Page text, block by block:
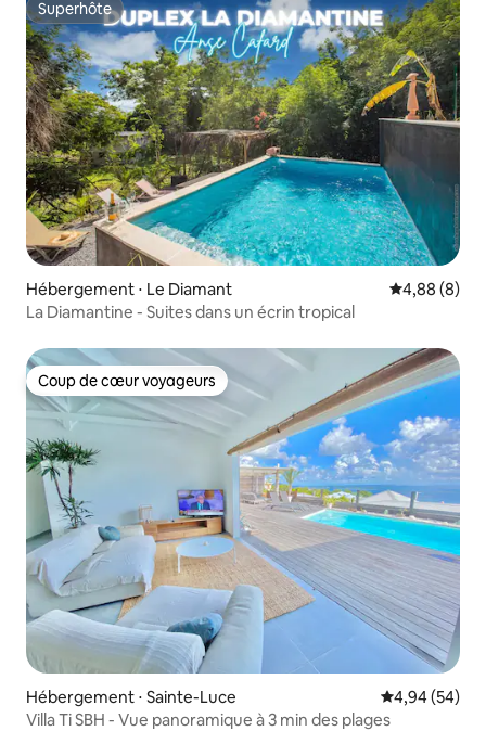
Superhôte
Superhôte
Hébergement ⋅ Le Diamant Évaluation
4,88 (8)
La Diamantine - Suites dans un écrin tropical
Coup de cœur voyageurs
Coup de cœur voyageurs
Hébergement ⋅ Sainte-Luce Évaluation
4,94 (54)
Villa Ti SBH - Vue panoramique à 3 min des plages